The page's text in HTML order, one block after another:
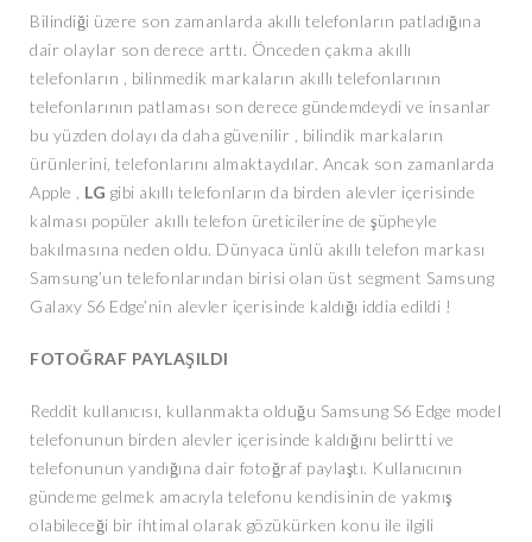
Bilindiği üzere son zamanlarda akıllı telefonların patladığına
dair olaylar son derece arttı. Önceden çakma akıllı
telefonların , bilinmedik markaların akıllı telefonlarının
telefonlarının patlaması son derece gündemdeydi ve insanlar
bu yüzden dolayı da daha güvenilir , bilindik markaların
ürünlerini, telefonlarını almaktaydılar. Ancak son zamanlarda
Apple , LG gibi akıllı telefonların da birden alevler içerisinde
kalması popüler akıllı telefon üreticilerine de şüpheyle
bakılmasına neden oldu. Dünyaca ünlü akıllı telefon markası
Samsung’un telefonlarından birisi olan üst segment Samsung
Galaxy S6 Edge’nin alevler içerisinde kaldığı iddia edildi !
FOTOĞRAF PAYLAŞILDI
Reddit kullanıcısı, kullanmakta olduğu Samsung S6 Edge model
telefonunun birden alevler içerisinde kaldığını belirtti ve
telefonunun yandığına dair fotoğraf paylaştı. Kullanıcının
gündeme gelmek amacıyla telefonu kendisinin de yakmış
olabileceği bir ihtimal olarak gözükürken konu ile ilgili